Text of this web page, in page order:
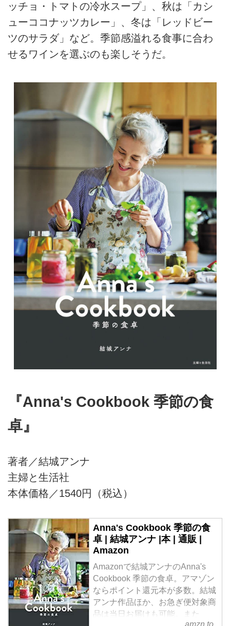
ッチョ・トマトの冷水スープ」、秋は「カシ
ューココナッツカレー」、冬は「レッドビー
ツのサラダ」など。季節感溢れる食事に合わ
せるワインを選ぶのも楽しそうだ。
『Anna's Cookbook 季節の食
卓』
著者／結城アンナ
主婦と生活社
本体価格／1540円（税込）
Anna's Cookbook 季節の食
卓 | 結城アンナ |本 | 通販 |
Amazon
Amazonで結城アンナのAnna's
Cookbook 季節の食卓。アマゾン
ならポイント還元本が多数。結城
アンナ作品ほか、お急ぎ便対象商
品は当日お届けも可能。また